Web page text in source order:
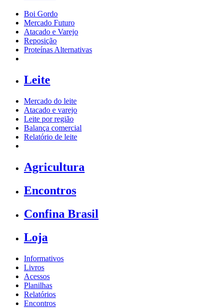
Boi Gordo
Mercado Futuro
Atacado e Varejo
Reposição
Proteínas Alternativas
Leite
Mercado do leite
Atacado e varejo
Leite por região
Balança comercial
Relatório de leite
Agricultura
Encontros
Confina Brasil
Loja
Informativos
Livros
Acessos
Planilhas
Relatórios
Encontros